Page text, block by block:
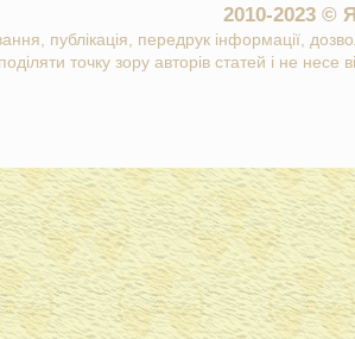
2010-2023 ©
публікація, передрук інформації,
точку зору авторів статей і не несе